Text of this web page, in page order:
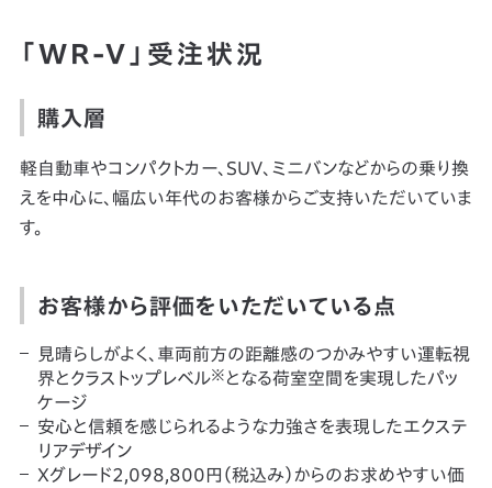
「WR-V」受注状況
購入層
軽自動車やコンパクトカー、SUV、ミニバンなどからの乗り換
えを中心に、幅広い年代のお客様からご支持いただいていま
す。
お客様から評価をいただいている点
見晴らしがよく、車両前方の距離感のつかみやすい運転視
界とクラストップレベル※ となる荷室空間を実現したパッ
ケージ
安心と信頼を感じられるような力強さを表現したエクステ
リアデザイン
Xグレード2,098,800円（税込み）からのお求めやすい価